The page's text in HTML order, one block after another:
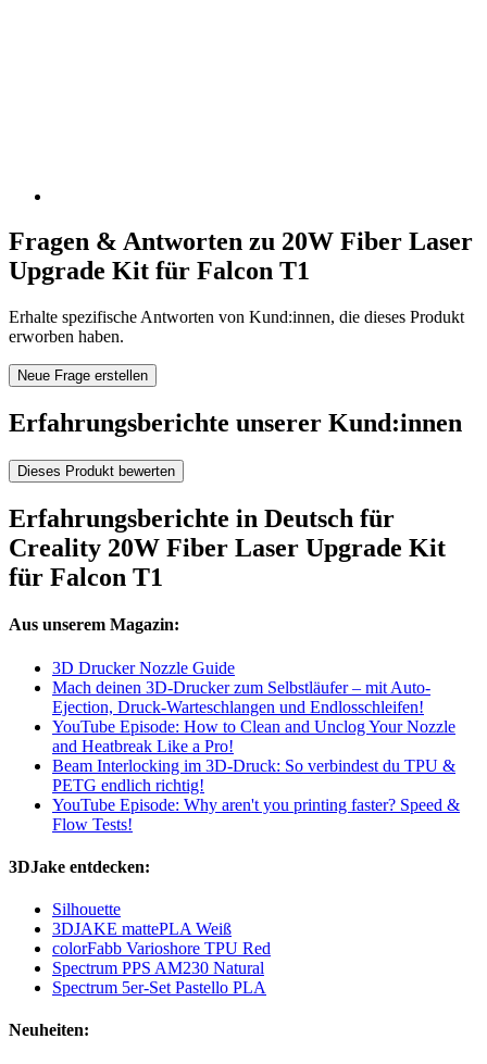
Fragen & Antworten zu 20W Fiber Laser
Upgrade Kit für Falcon T1
Erhalte spezifische Antworten von Kund:innen, die dieses Produkt
erworben haben.
Neue Frage erstellen
Erfahrungsberichte unserer Kund:innen
Dieses Produkt bewerten
Erfahrungsberichte in Deutsch für
Creality 20W Fiber Laser Upgrade Kit
für Falcon T1
Aus unserem Magazin:
3D Drucker Nozzle Guide
Mach deinen 3D-Drucker zum Selbstläufer – mit Auto-
Ejection, Druck-Warteschlangen und Endlosschleifen!
YouTube Episode: How to Clean and Unclog Your Nozzle
and Heatbreak Like a Pro!
Beam Interlocking im 3D-Druck: So verbindest du TPU &
PETG endlich richtig!
YouTube Episode: Why aren't you printing faster? Speed &
Flow Tests!
3DJake entdecken:
Silhouette
3DJAKE mattePLA Weiß
colorFabb Varioshore TPU Red
Spectrum PPS AM230 Natural
Spectrum 5er-Set Pastello PLA
Neuheiten: